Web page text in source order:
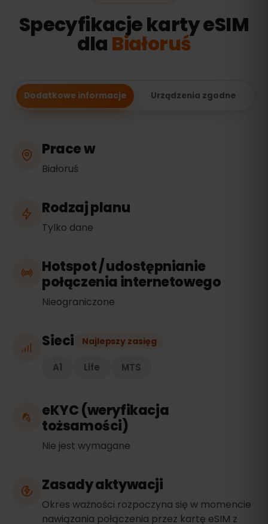
Specyfikacje karty eSIM
dla Białoruś
Dodatkowe informacje Urządzenia zgodne
Prace w
Białoruś
Rodzaj planu
Tylko dane
Hotspot / udostępnianie
połączenia internetowego
Nieograniczone
Sieci Najlepszy zasięg
A1 Life MTS
eKYC (weryfikacja
tożsamości)
Nie jest wymagane
Zasady aktywacji
Okres ważności rozpoczyna się w momencie
nawiązania połączenia przez kartę eSIM z